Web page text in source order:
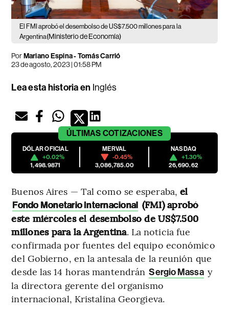
El FMI aprobó el desembolso de US$7.500 millones para la
Argentina(Ministerio de Economía)
PorMariano Espina-Tomás Carrió
23 de agosto, 2023 | 01:58 PM
Lea esta historia en Inglés
ÚLTIMAS COTIZACIONES
DÓLAR OFICIAL
+0.02%
1,498.9871
MERVAL
-0.45%
3,086,785.00
NASDAQ
+1.30%
26,690.62
Buenos Aires — Tal como se esperaba,el
Fondo Monetario Internacional (FMI) aprobó
este miércoles el desembolso de US$7.500
millones para la Argentina. La noticia fue
confirmada por fuentes del equipo económico
del Gobierno, en la antesala de la reunión que
desde las 14 horas mantendrán Sergio Massa y
la directora gerente del organismo
internacional, Kristalina Georgieva.